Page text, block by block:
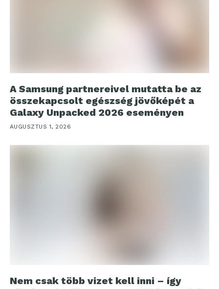
A Samsung partnereivel mutatta be az
összekapcsolt egészség jövőképét a
Galaxy Unpacked 2026 eseményen
AUGUSZTUS 1, 2026
Nem csak több vizet kell inni – így